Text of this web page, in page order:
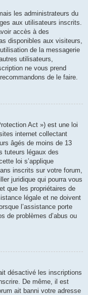
les administrateurs du
aux utilisateurs inscrits.
accès à des
disponibles aux visiteurs,
de la messagerie
utilisateurs,
ne vous prend
de le faire.
Act ») est une loi
internet collectant
âgés de moins de 13
tuteurs légaux des
loi s’applique
inscrits sur votre forum,
juridique qui pourra vous
que les propriétaires de
légale et ne doivent
l’assistance porte
de problèmes d’abus ou
désactivé les inscriptions
De même, il est
ait banni votre adresse